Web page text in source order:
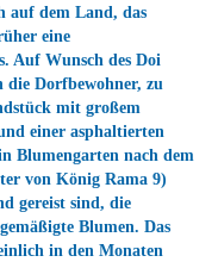
auf dem Land, das
eine
Auf Wunsch des Doi
Dorfbewohner, zu
mit großem
einer asphaltierten
Blumengarten nach dem
von König Rama 9)
gereist sind, die
Blumen. Das
in den Monaten